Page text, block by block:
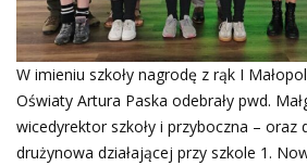
W imieniu szkoły nagrodę z rąk I
Oświaty Artura Paska odebrały pwd.
wicedyrektor szkoły i przyboczna – oraz
drużynowa działającej przy szkole 1.